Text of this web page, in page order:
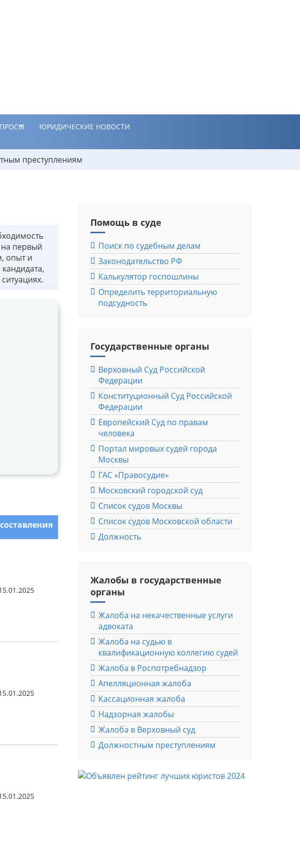
ЮРИДИЧЕСКИЕ НОВОСТИ
преступлениям
на первый
опыт и
Помощь в суде
Поиск по судебным делам
Законодательство РФ
Калькулятор госпошлины
Определить территориальную
подсудность
Государственные органы
Верховный Cуд Российской
Федерации
Конституционный Cуд Российской
Федерации
Европейский Cуд по правам
человека
Портал мировых судей города
Москвы
ГАС «Правосудие»
Московский городской суд
Список судов Москвы
Список судов Московской области
Должность
Жалобы в государственные
органы
Жалоба на некачественные услуги
адвоката
Жалоба на судью в
квалификационную коллегию судей
Жалоба в Роспотребнадзор
Апелляционная жалоба
Кассационная жалоба
Надзорная жалобы
Жалоба в Верховный суд
Должностным преступлениям